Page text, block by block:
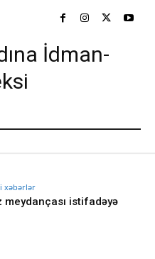
İdman-
xəbərlər
meydançası istifadəyə